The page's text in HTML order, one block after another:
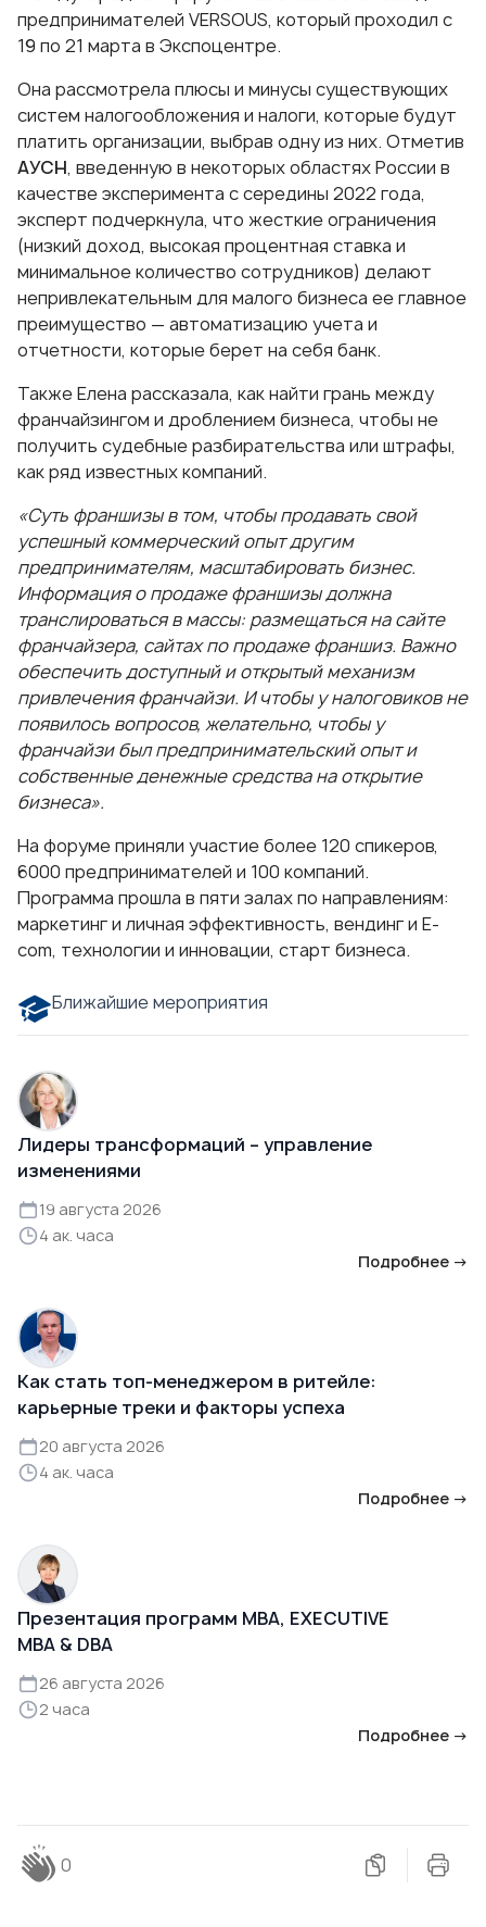
предпринимателей VERSOUS, который проходил с
19 по 21 марта в Экспоцентре.
Она рассмотрела плюсы и минусы существующих
систем налогообложения и налоги, которые будут
платить организации, выбрав одну из них. Отметив
АУСН, введенную в некоторых областях России в
качестве эксперимента с середины 2022 года,
эксперт подчеркнула, что жесткие ограничения
(низкий доход, высокая процентная ставка и
минимальное количество сотрудников) делают
непривлекательным для малого бизнеса ее главное
преимущество — автоматизацию учета и
отчетности, которые берет на себя банк.
Также Елена рассказала, как найти грань между
франчайзингом и дроблением бизнеса, чтобы не
получить судебные разбирательства или штрафы,
как ряд известных компаний.
«Суть франшизы в том, чтобы продавать свой
успешный коммерческий опыт другим
предпринимателям, масштабировать бизнес.
Информация о продаже франшизы должна
транслироваться в массы: размещаться на сайте
франчайзера, сайтах по продаже франшиз. Важно
обеспечить доступный и открытый механизм
привлечения франчайзи. И чтобы у налоговиков не
появилось вопросов, желательно, чтобы у
франчайзи был предпринимательский опыт и
собственные денежные средства на открытие
бизнеса».
На форуме приняли участие более 120 спикеров,
6000 предпринимателей и 100 компаний.
Программа прошла в пяти залах по направлениям:
маркетинг и личная эффективность, вендинг и E-
com, технологии и инновации, старт бизнеса.
Ближайшие мероприятия
Лидеры трансформаций – управление
изменениями
19 августа 2026
4 ак. часа
Подробнее →
Как стать топ-менеджером в ритейле:
карьерные треки и факторы успеха
20 августа 2026
4 ак. часа
Подробнее →
Презентация программ MBA, EXECUTIVE
MBA & DBA
26 августа 2026
2 часа
Подробнее →
0